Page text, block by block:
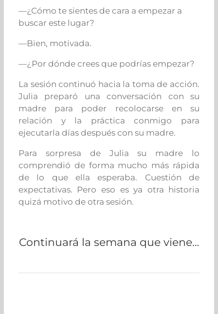
—¿Cómo te sientes de cara a empezar a
buscar este lugar?
—Bien, motivada.
—¿Por dónde crees que podrías empezar?
La sesión continuó hacia la toma de acción.
Julia preparó una conversación con su
madre para poder recolocarse en su
relación y la práctica conmigo para
ejecutarla días después con su madre.
Para sorpresa de Julia su madre lo
comprendió de forma mucho más rápida
de lo que ella esperaba. Cuestión de
expectativas. Pero eso es ya otra historia
quizá motivo de otra sesión.
Continuará la semana que viene…